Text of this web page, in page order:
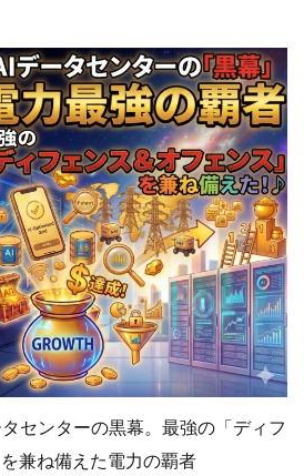
センターの黒幕。最強の「ディフ
兼ね備えた電力の覇者